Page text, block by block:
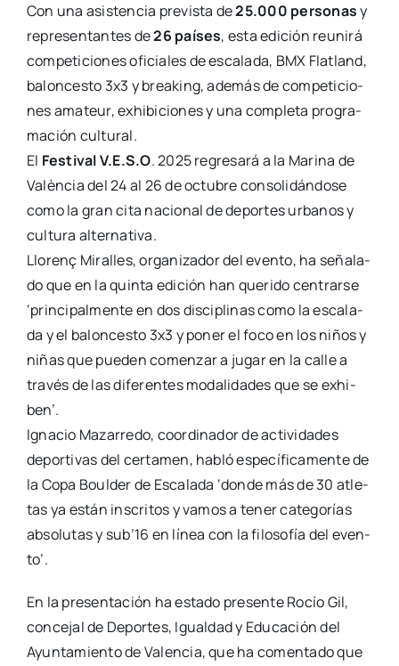
Con una asis­ten­cia pre­vis­ta de25.000 per­so­nasy
repre­sen­tan­tes de26 paí­ses, esta edi­ción reu­ni­rá
com­pe­ti­cio­nes ofi­cia­les de esca­la­da, BMX Flatland,
balon­ces­to 3x3 y brea­king, ade­más de com­pe­ti­cio­
nes ama­teur, exhi­bi­cio­nes y una com­ple­ta pro­gra­
ma­ción cul­tu­ral.
El Fes­ti­val V.E.S.O. 2025 regre­sa­rá a la Mari­na de
Valèn­cia del 24 al 26 de octu­bre con­so­li­dán­do­se
como la gran cita nacio­nal de depor­tes urba­nos y
cul­tu­ra alter­na­ti­va.
Llo­re­nç Mira­lles, orga­ni­za­dor del even­to, ha seña­la­
do que en la quin­ta edi­ción han que­ri­do cen­trar­se
‘prin­ci­pal­men­te en dos dis­ci­pli­nas como la esca­la­
da y el balon­ces­to 3x3 y poner el foco en los niños y
niñas que pue­den comen­zar a jugar en la calle a
tra­vés de las dife­ren­tes moda­li­da­des que se exhi­
ben’.
Igna­cio Maza­rre­do, coor­di­na­dor de acti­vi­da­des
depor­ti­vas del cer­ta­men, habló espe­cí­fi­ca­men­te de
la Copa Boul­der de Esca­la­da ‘don­de más de 30 atle­
tas ya están ins­cri­tos y vamos a tener cate­go­rías
abso­lu­tas y sub’16 en línea con la filo­so­fía del even­
to’.
En la pre­sen­ta­ción ha esta­do pre­sen­te Rocío Gil,
con­ce­jal de Depor­tes, Igual­dad y Edu­ca­ción del
Ayun­ta­mien­to de Valen­cia, que ha comen­ta­do que